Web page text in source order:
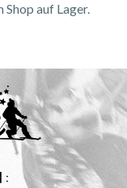
Shop auf Lager.
: